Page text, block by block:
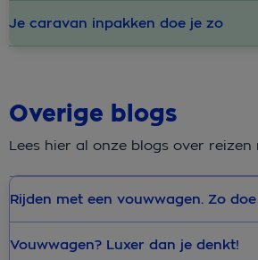
Je caravan inpakken doe je zo
Overige blogs
Lees hier al onze blogs over
Rijden met een vouwwagen. Zo
Vouwwagen? Luxer dan je denkt!